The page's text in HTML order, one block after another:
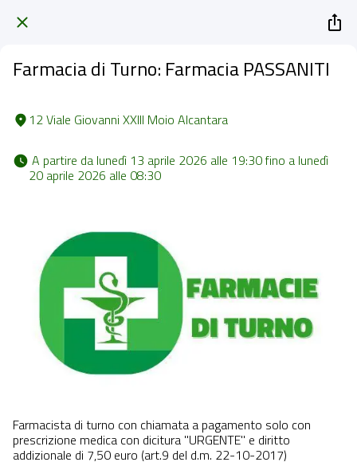
Farmacia di Turno: Farmacia PASSANITI
12 Viale Giovanni XXIII Moio Alcantara
20 aprile 2026 alle 08:30
Farmacista di turno con chiamata a pagamento solo con
prescrizione medica con dicitura "URGENTE" e diritto
addizionale di 7,50 euro (art.9 del d.m. 22-10-2017)